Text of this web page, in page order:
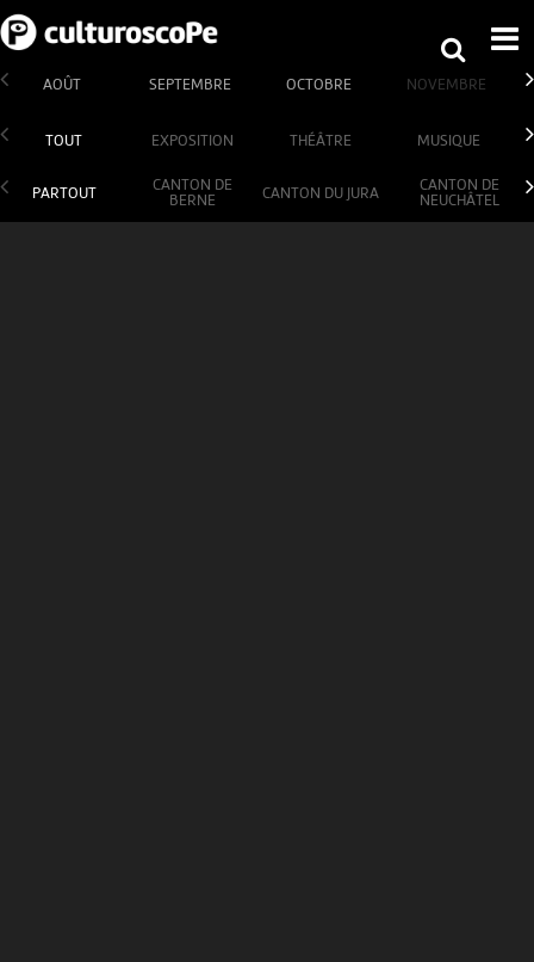
AOÛT SEPTEMBRE OCTOBRE NOVEMBRE
TOUT EXPOSITION THÉÂTRE MUSIQUE
PARTOUT
CANTON DE
BERNE
CANTON DU JURA
CANTON DE
NEUCHÂTEL